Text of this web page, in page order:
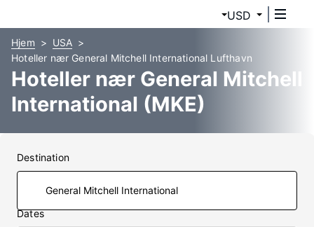
USD
Hjem
USA
Hoteller nær General Mitchell International Lufthavn
Hoteller nær General Mitchell
International (MKE)
Destination
Dates